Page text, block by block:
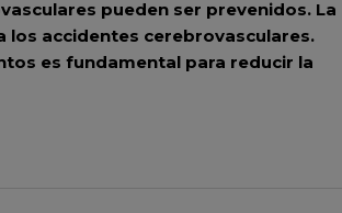
pueden ser prevenidos. La
accidentes cerebrovasculares.
es fundamental para reducir la